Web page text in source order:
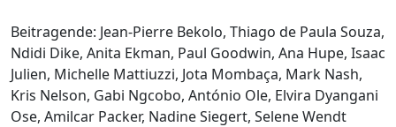
Beitragende: Jean-Pierre Bekolo, Thiago de Paula Souza,
Ndidi Dike, Anita Ekman, Paul Goodwin, Ana Hupe, Isaac
Julien, Michelle Mattiuzzi, Jota Mombaça, Mark Nash,
Kris Nelson, Gabi Ngcobo, António Ole, Elvira Dyangani
Ose, Amilcar Packer, Nadine Siegert, Selene Wendt